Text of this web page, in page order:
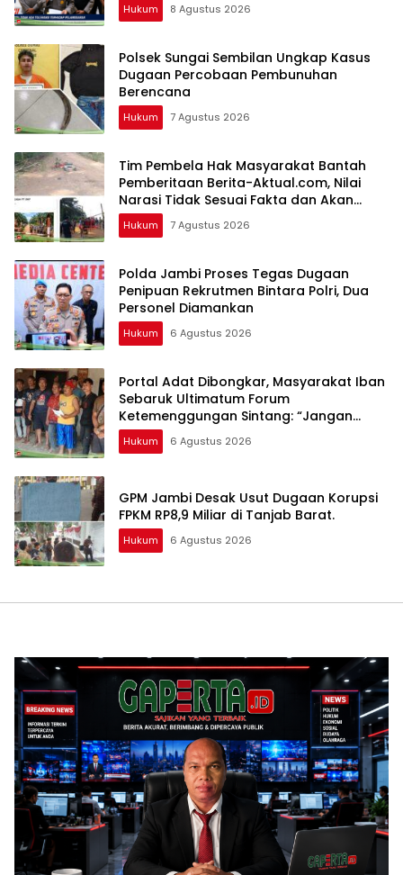
Hukum 8 Agustus 2026
Polsek Sungai Sembilan Ungkap Kasus
Dugaan Percobaan Pembunuhan
Berencana
Hukum 7 Agustus 2026
Tim Pembela Hak Masyarakat Bantah
Pemberitaan Berita-Aktual.com, Nilai
Narasi Tidak Sesuai Fakta dan Akan
Tempuh Jalur Dewan Pers
Hukum 7 Agustus 2026
Polda Jambi Proses Tegas Dugaan
Penipuan Rekrutmen Bintara Polri, Dua
Personel Diamankan
Hukum 6 Agustus 2026
Portal Adat Dibongkar, Masyarakat Iban
Sebaruk Ultimatum Forum
Ketemenggungan Sintang: “Jangan
Biarkan Hukum Adat Dilecehkan”
Hukum 6 Agustus 2026
GPM Jambi Desak Usut Dugaan Korupsi
FPKM RP8,9 Miliar di Tanjab Barat.
Hukum 6 Agustus 2026